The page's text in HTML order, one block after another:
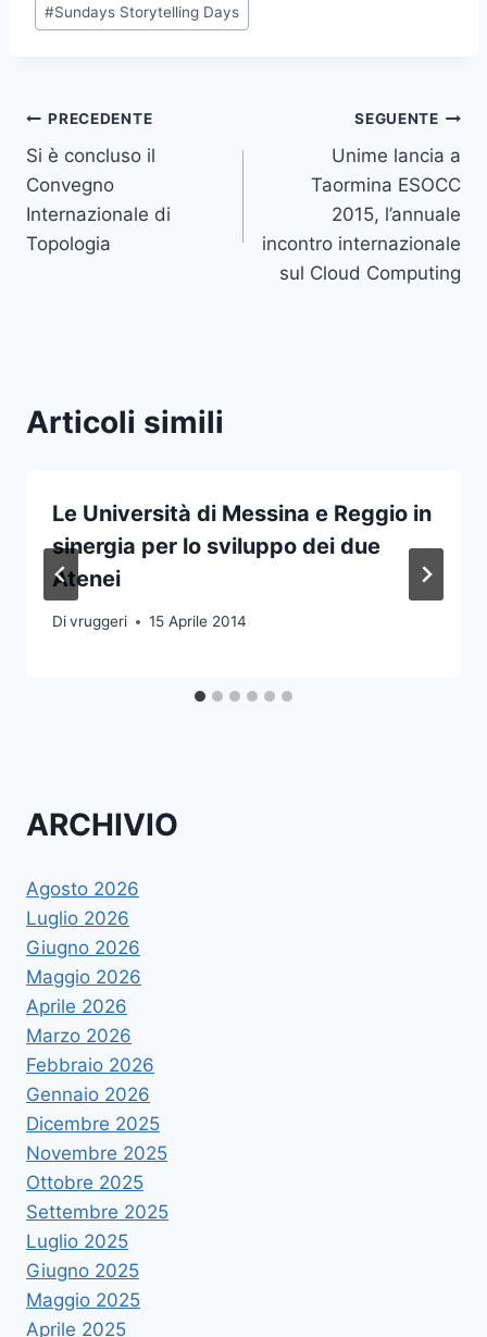
#Sundays Storytelling Days
Navigazione
articoli
PRECEDENTE
Si è concluso il
Convegno
Internazionale di
Topologia
SEGUENTE
Unime lancia a
Taormina ESOCC
2015, l’annuale
incontro internazionale
sul Cloud Computing
Articoli simili
Le Università di Messina e Reggio in
sinergia per lo sviluppo dei due
Atenei
Divruggeri 15 Aprile 2014
ARCHIVIO
Agosto 2026
Luglio 2026
Giugno 2026
Maggio 2026
Aprile 2026
Marzo 2026
Febbraio 2026
Gennaio 2026
Dicembre 2025
Novembre 2025
Ottobre 2025
Settembre 2025
Luglio 2025
Giugno 2025
Maggio 2025
Aprile 2025